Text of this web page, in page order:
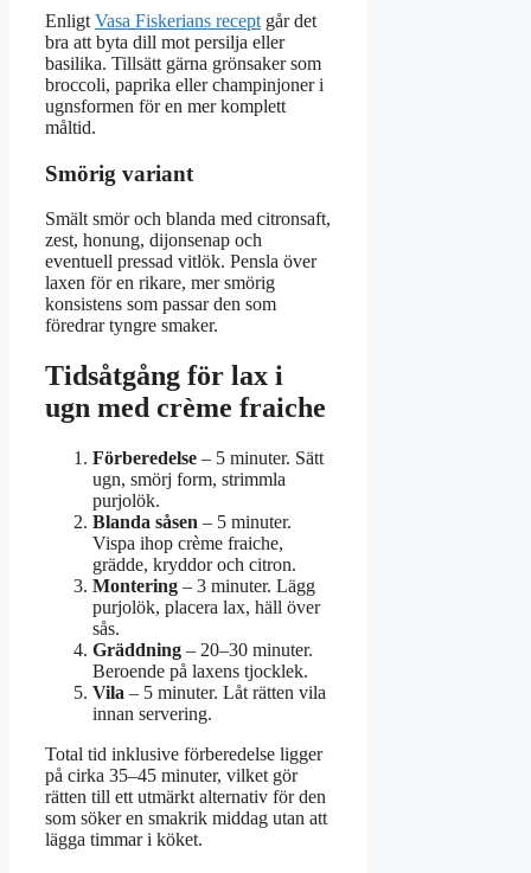
Enligt Vasa Fiskerians recept går det
bra att byta dill mot persilja eller
basilika. Tillsätt gärna grönsaker som
broccoli, paprika eller champinjoner i
ugnsformen för en mer komplett
måltid.
Smörig variant
Smält smör och blanda med citronsaft,
zest, honung, dijonsenap och
eventuell pressad vitlök. Pensla över
laxen för en rikare, mer smörig
konsistens som passar den som
föredrar tyngre smaker.
Tidsåtgång för lax i
ugn med crème fraiche
Förberedelse – 5 minuter. Sätt
ugn, smörj form, strimmla
purjolök.
Blanda såsen – 5 minuter.
Vispa ihop crème fraiche,
grädde, kryddor och citron.
Montering – 3 minuter. Lägg
purjolök, placera lax, häll över
sås.
Gräddning – 20–30 minuter.
Beroende på laxens tjocklek.
Vila – 5 minuter. Låt rätten vila
innan servering.
Total tid inklusive förberedelse ligger
på cirka 35–45 minuter, vilket gör
rätten till ett utmärkt alternativ för den
som söker en smakrik middag utan att
lägga timmar i köket.